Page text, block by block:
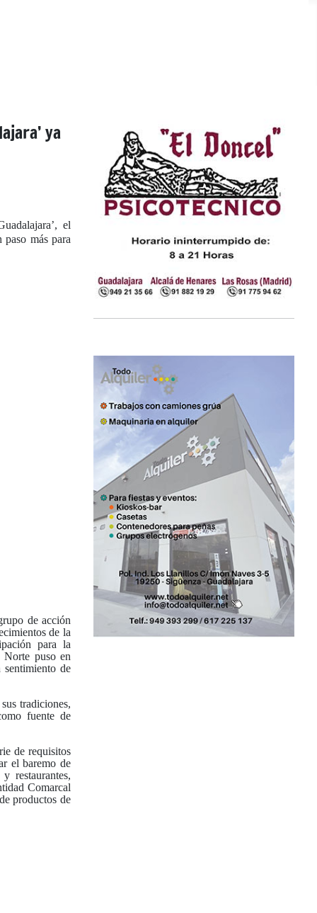
ya
el
más para
de acción
de la
para la
puso en
de
tradiciones,
fuente de
de requisitos
el baremo de
restaurantes,
Comarcal
productos de